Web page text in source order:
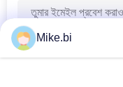
Mike.bi